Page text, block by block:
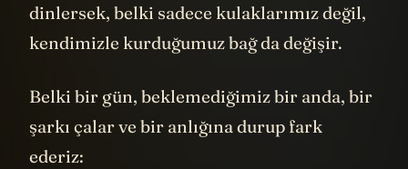
dinlersek, belki sadece kulaklarımız değil,
kendimizle kurduğumuz bağ da değişir.
Belki bir gün, beklemediğimiz bir anda, bir
şarkı çalar ve bir anlığına durup fark
ederiz: